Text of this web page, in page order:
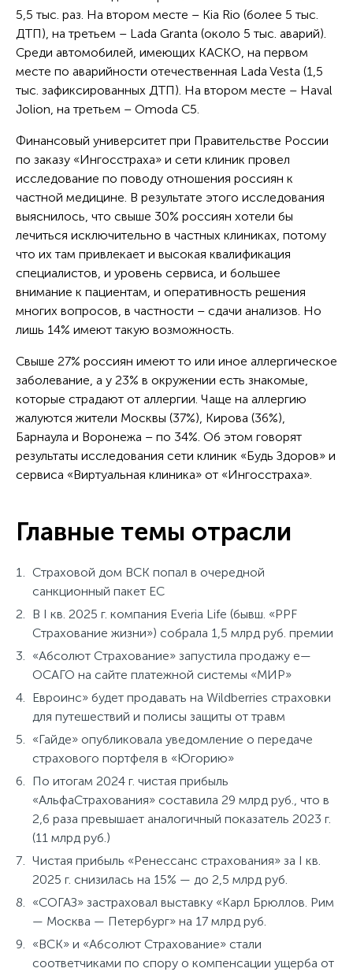
5,5 тыс. раз. На втором месте – Kia Rio (более 5 тыс.
ДТП), на третьем – Lada Granta (около 5 тыс. аварий).
Среди автомобилей, имеющих КАСКО, на первом
месте по аварийности отечественная Lada Vesta (1,5
тыс. зафиксированных ДТП). На втором месте – Haval
Jolion, на третьем – Omoda C5.
Финансовый университет при Правительстве России
по заказу «Ингосстраха» и сети клиник провел
исследование по поводу отношения россиян к
частной медицине. В результате этого исследования
выяснилось, что свыше 30% россиян хотели бы
лечиться исключительно в частных клиниках, потому
что их там привлекает и высокая квалификация
специалистов, и уровень сервиса, и большее
внимание к пациентам, и оперативность решения
многих вопросов, в частности – сдачи анализов. Но
лишь 14% имеют такую возможность.
Свыше 27% россиян имеют то или иное аллергическое
заболевание, а у 23% в окружении есть знакомые,
которые страдают от аллергии. Чаще на аллергию
жалуются жители Москвы (37%), Кирова (36%),
Барнаула и Воронежа – по 34%. Об этом говорят
результаты исследования сети клиник «Будь Здоров» и
сервиса «Виртуальная клиника» от «Ингосстраха».
Главные темы отрасли
Страховой дом ВСК попал в очередной
санкционный пакет ЕС
В I кв. 2025 г. компания Everia Life (бывш. «PPF
Страхование жизни») собрала 1,5 млрд руб. премии
«Абсолют Страхование» запустила продажу е—
ОСАГО на сайтe платежной системы «МИР»
Евроинс» будет продавать на Wildberries страховки
для путешествий и полисы защиты от травм
«Гайде» опубликовала уведомление о передаче
страхового портфеля в «Югорию»
По итогам 2024 г. чистая прибыль
«АльфаСтрахования» составила 29 млрд руб., что в
2,6 раза превышает аналогичный показатель 2023 г.
(11 млрд руб.)
Чистая прибыль «Ренессанс страхования» за I кв.
2025 г. снизилась на 15% — до 2,5 млрд руб.
«СОГАЗ» застраховал выставку «Карл Брюллов. Рим
— Москва — Петербург» на 17 млрд руб.
«ВСК» и «Абсолют Cтрахование» стали
соответчиками по спору о компенсации ущерба от